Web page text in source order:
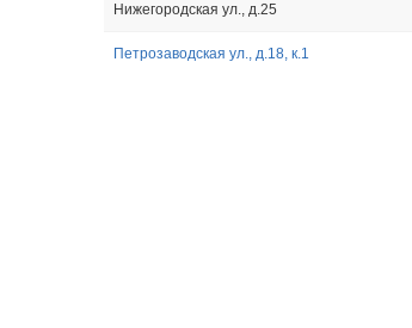
Нижегородская ул., д.25
Петрозаводская ул., д.18, к.1